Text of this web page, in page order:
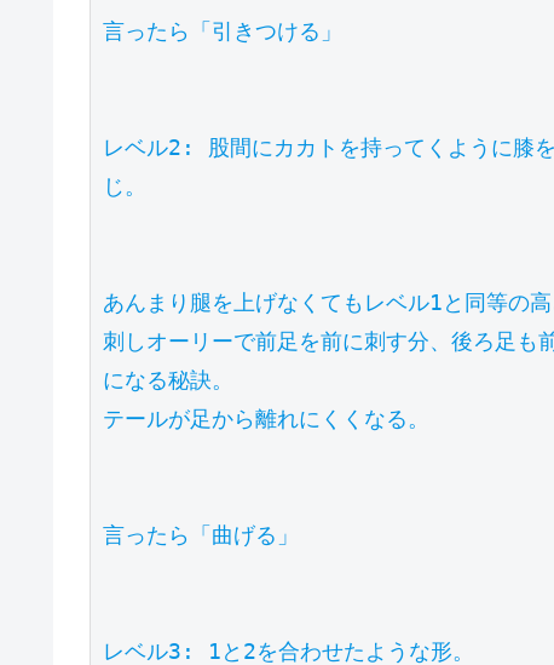
言ったら「引きつける」
レベル2: 股間にカカトを持ってくように膝
じ。
あんまり腿を上げなくてもレベル1と同等の高
刺しオーリーで前足を前に刺す分、後ろ足も
になる秘訣。
テールが足から離れにくくなる。
言ったら「曲げる」
レベル3: 1と2を合わせたような形。